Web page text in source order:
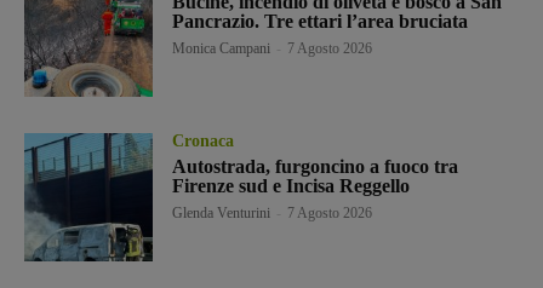
Pancrazio. Tre ettari l’area bruciata
Monica Campani 7 Agosto 2026
Cronaca
Autostrada, furgoncino a fuoco tra
Firenze sud e Incisa Reggello
Glenda Venturini 7 Agosto 2026